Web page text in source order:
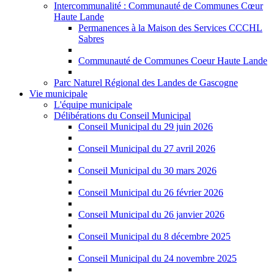
Intercommunalité : Communauté de Communes Cœur
Haute Lande
Permanences à la Maison des Services CCCHL
Sabres
Communauté de Communes Coeur Haute Lande
Parc Naturel Régional des Landes de Gascogne
Vie municipale
L'équipe municipale
Délibérations du Conseil Municipal
Conseil Municipal du 29 juin 2026
Conseil Municipal du 27 avril 2026
Conseil Municipal du 30 mars 2026
Conseil Municipal du 26 février 2026
Conseil Municipal du 26 janvier 2026
Conseil Municipal du 8 décembre 2025
Conseil Municipal du 24 novembre 2025